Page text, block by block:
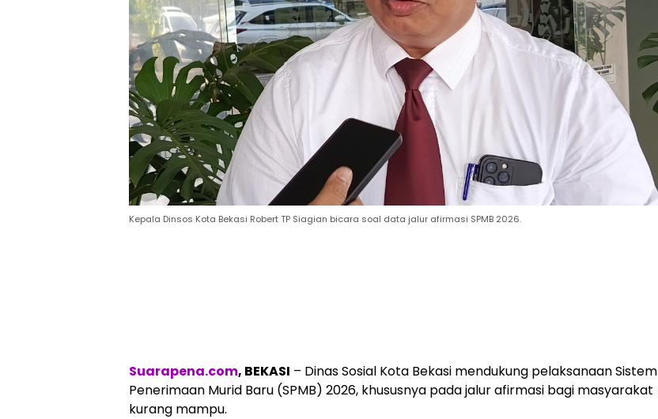
Kepala Dinsos Kota Bekasi Robert TP Siagian bicara soal data jalur afirmasi SPMB 2026.
Suarapena.com, BEKASI – Dinas Sosial Kota Bekasi mendukung pelaksanaan Sistem
Penerimaan Murid Baru (SPMB) 2026, khususnya pada jalur afirmasi bagi masyarakat
kurang mampu.